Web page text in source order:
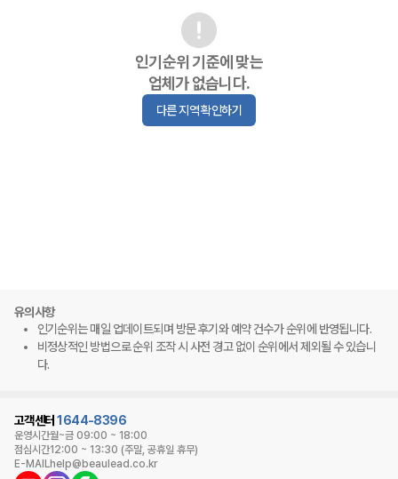
인기순위 기준에 맞는
업체가 없습니다.
다른 지역 확인하기
유의사항
인기순위는 매일 업데이트되며 방문 후기와 예약 건수가 순위에 반영됩니다.
비정상적인 방법으로 순위 조작 시 사전 경고 없이 순위에서 제외될 수 있습니
다.
고객센터 1644-8396
운영시간월~금 09:00 ~ 18:00
점심시간12:00 ~ 13:30 (주말, 공휴일 휴무)
E-MAILhelp@beaulead.co.kr